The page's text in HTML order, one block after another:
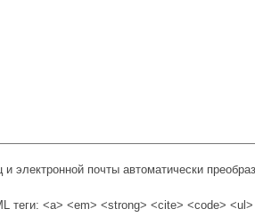
и электронной почты автоматически
теги: <a> <em> <strong> <cite> <code>